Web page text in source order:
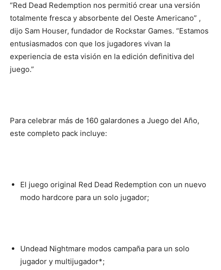
“Red Dead Redemption nos permitió crear una versión
totalmente fresca y absorbente del Oeste Americano” ,
dijo Sam Houser, fundador de Rockstar Games. “Estamos
entusiasmados con que los jugadores vivan la
experiencia de esta visión en la edición definitiva del
juego.”
Para celebrar más de 160 galardones a Juego del Año,
este completo pack incluye:
El juego original Red Dead Redemption con un nuevo
modo hardcore para un solo jugador;
Undead Nightmare modos campaña para un solo
jugador y multijugador*;